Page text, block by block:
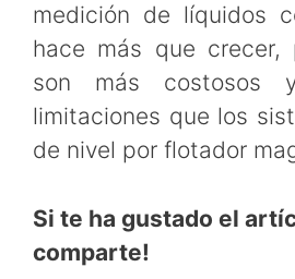
medición de líquidos
hace más que crecer,
son más costosos
limitaciones que los
de nivel por flotador
Si te ha gustado el
comparte!